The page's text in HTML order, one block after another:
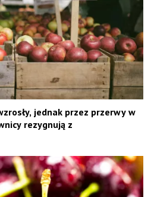
jednak przez przerwy w
rezygnują z